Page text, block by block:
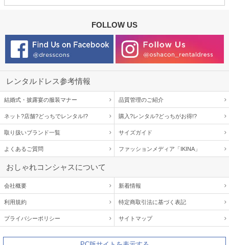
FOLLOW US
レンタルドレス参考情報
結婚式・披露宴の服装マナー 品質管理のご紹介
ネット?店舗?どっちでレンタル!? 購入?レンタル?どっちがお得!?
取り扱いブランド一覧 サイズガイド
よくあるご質問 ファッションメディア「IKINA」
おしゃれコンシャスについて
会社概要 新着情報
利用規約 特定商取引法に基づく表記
プライバシーポリシー サイトマップ